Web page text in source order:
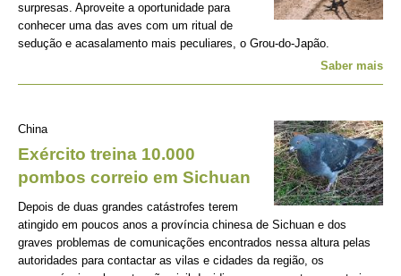
surpresas. Aproveite a oportunidade para
conhecer uma das aves com um ritual de
sedução e acasalamento mais peculiares, o Grou-do-Japão.
Saber mais
China
Exército treina 10.000
pombos correio em Sichuan
Depois de duas grandes catástrofes terem
atingido em poucos anos a província chinesa de Sichuan e dos
graves problemas de comunicações encontrados nessa altura pelas
autoridades para contactar as vilas e cidades da região, os